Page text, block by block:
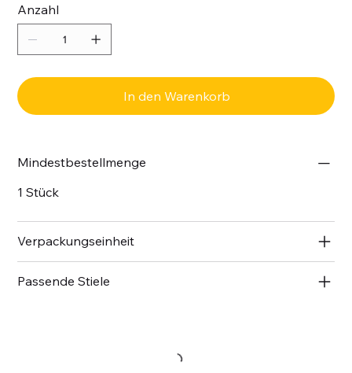
Anzahl
In den Warenkorb
Mindestbestellmenge
1 Stück
Verpackungseinheit
Passende Stiele